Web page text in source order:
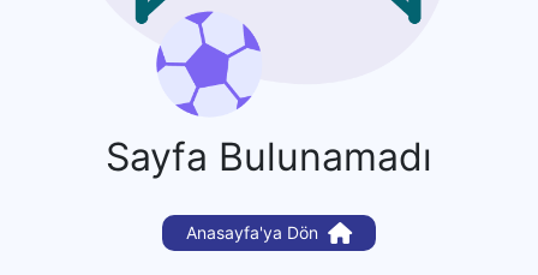
Sayfa Bulunamadı
Anasayfa'ya Dön